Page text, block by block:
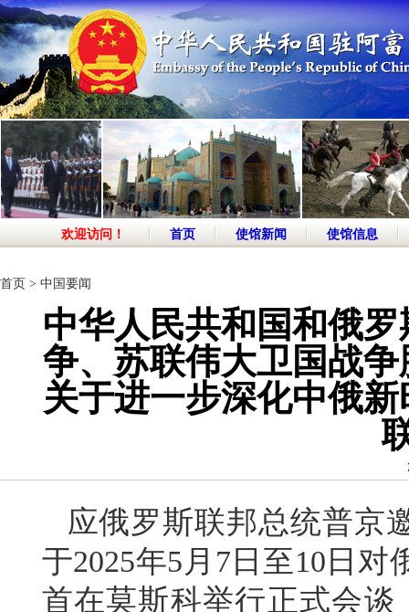
欢迎访问！ 首页 使馆新闻 使馆信息
首页 > 中国要闻
中华人民共和国和俄
争、苏联伟大卫国战
关于进一步深化中俄
应俄罗斯联邦总统普京
于2025年5月7日至10日
首在莫斯科举行正式会